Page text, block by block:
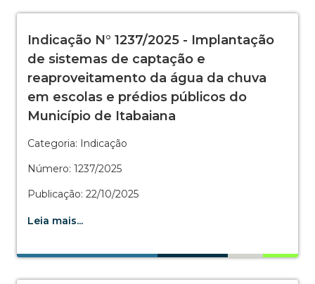
Indicação N° 1237/2025 - Implantação
de sistemas de captação e
reaproveitamento da água da chuva
em escolas e prédios públicos do
Município de Itabaiana
Categoria: Indicação
Número: 1237/2025
Publicação: 22/10/2025
Leia mais...